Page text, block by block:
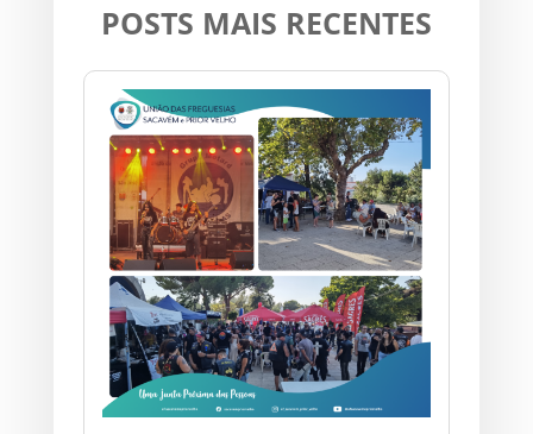
POSTS MAIS RECENTES